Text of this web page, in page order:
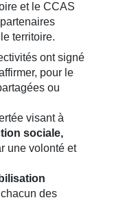
et le CCAS
territoire.
ont signé
pour le
ou
visant à
sociale,
une volonté et
des